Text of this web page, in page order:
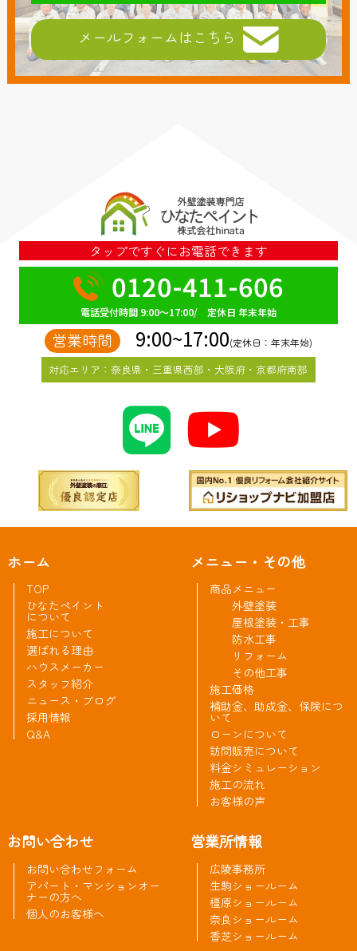
メールフォームはこちら
タップですぐにお電話できます
0120-411-606
電話受付時間 9:00～17:00/ 定休日 年末年始
営業時間 9:00~17:00(定休日：年末年始)
対応エリア：奈良県・三重県西部・大阪府・京都府南部
ホーム
TOP
ひなたペイント
について
施工について
選ばれる理由
ハウスメーカー
スタッフ紹介
ニュース・ブログ
採用情報
Q&A
メニュー・その他
商品メニュー
外壁塗装
屋根塗装・工事
防水工事
リフォーム
その他工事
施工価格
補助金、助成金、保険につ
いて
ローンについて
訪問販売について
料金シミュレーション
施工の流れ
お客様の声
お問い合わせ
お問い合わせフォーム
アパート・マンションオー
ナーの方へ
個人のお客様へ
営業所情報
広陵事務所
生駒ショールーム
橿原ショールーム
奈良ショールーム
香芝ショールーム